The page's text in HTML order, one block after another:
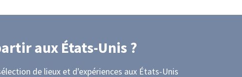
aux États-Unis ?
de lieux et d'expériences aux États-Unis